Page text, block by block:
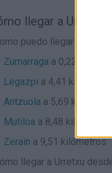
llegar a Urretxu
puedo llegar en
Zumarraga a 0,22
Legazpi a 4,41 kilómetros
Antzuola a 5,69 kilómetros
Mutiloa a 8,48 kilómetros
Zerain a 9,51 kilómetros
llegar a Urretxu